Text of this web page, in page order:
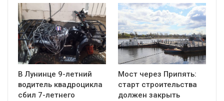
В Лунинце 9-летний
водитель квадроцикла
сбил 7-летнего
Мост через Припять:
старт строительства
должен закрыть